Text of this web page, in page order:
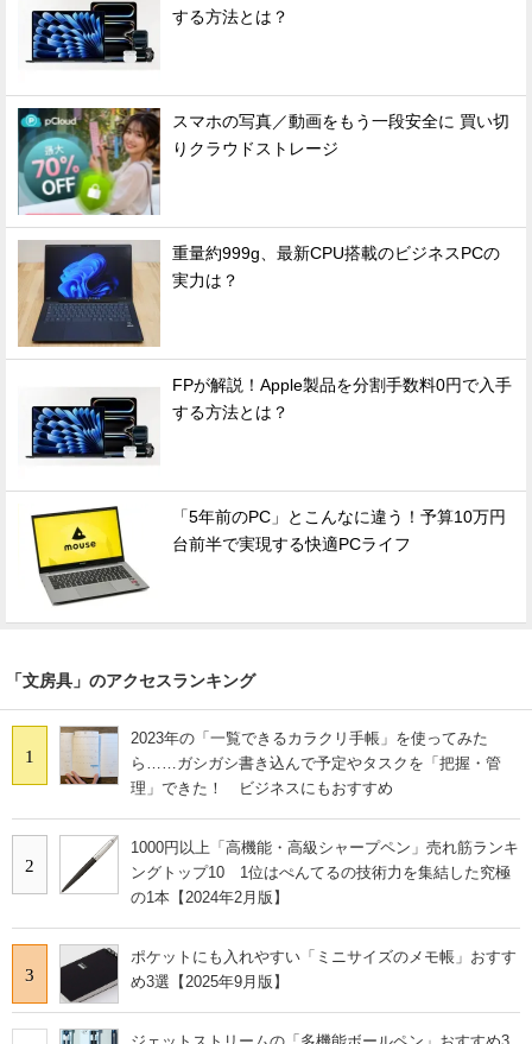
する方法とは？
スマホの写真／動画をもう一段安全に 買い切
りクラウドストレージ
重量約999g、最新CPU搭載のビジネスPCの
実力は？
FPが解説！Apple製品を分割手数料0円で入手
する方法とは？
「5年前のPC」とこんなに違う！予算10万円
台前半で実現する快適PCライフ
「文房具」のアクセスランキング
1
2023年の「一覧できるカラクリ手帳」を使ってみた
ら……ガシガシ書き込んで予定やタスクを「把握・管
理」できた！ ビジネスにもおすすめ
2
1000円以上「高機能・高級シャープペン」売れ筋ランキ
ングトップ10 1位はぺんてるの技術力を集結した究極
の1本【2024年2月版】
3
ポケットにも入れやすい「ミニサイズのメモ帳」おすす
め3選【2025年9月版】